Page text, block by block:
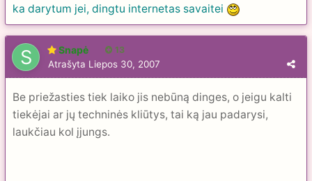
ka darytum jei, dingtu internetas savaitei
Snapė 13
Atrašyta Liepos 30, 2007
Be priežasties tiek laiko jis nebūną dinges, o jeigu kalti
tiekėjai ar jų techninės kliūtys, tai ką jau padarysi,
laukčiau kol įjungs.